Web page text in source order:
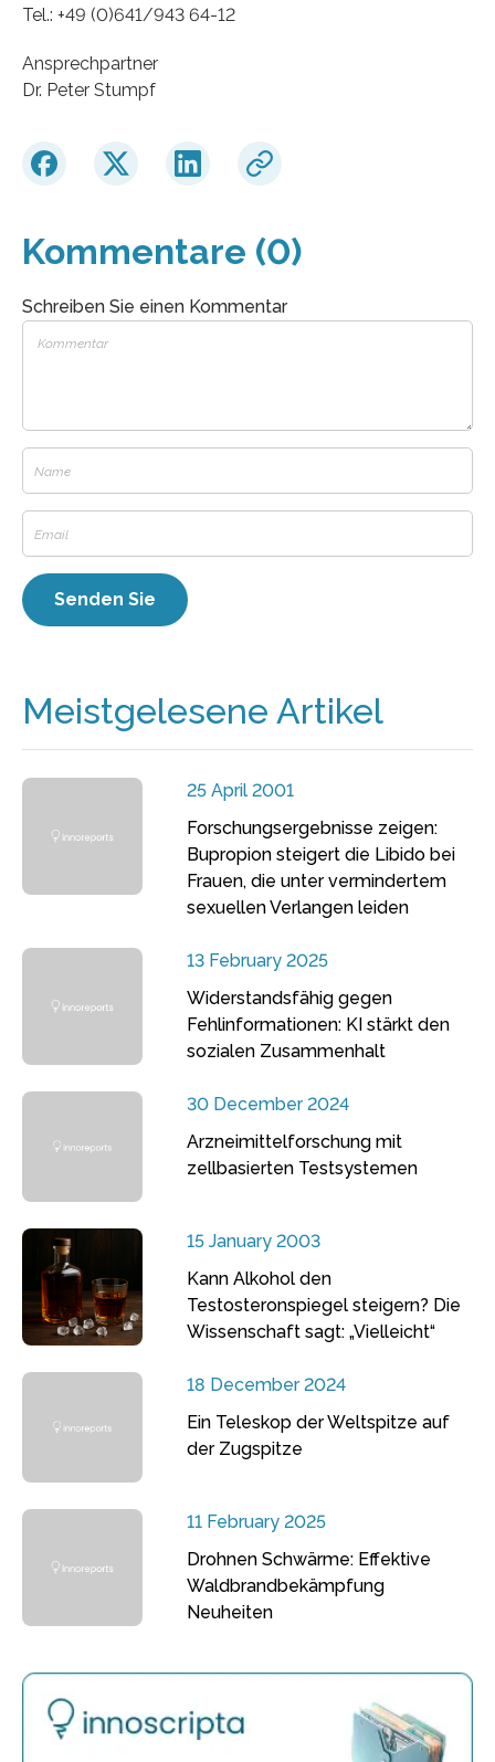
Tel.: +49 (0)641/943 64-12
Ansprechpartner
Dr. Peter Stumpf
Kommentare (0)
Schreiben Sie einen Kommentar
Meistgelesene Artikel
25 April 2001
Forschungsergebnisse zeigen:
Bupropion steigert die Libido bei
Frauen, die unter vermindertem
sexuellen Verlangen leiden
13 February 2025
Widerstandsfähig gegen
Fehlinformationen: KI stärkt den
sozialen Zusammenhalt
30 December 2024
Arzneimittelforschung mit
zellbasierten Testsystemen
15 January 2003
Kann Alkohol den
Testosteronspiegel steigern? Die
Wissenschaft sagt: „Vielleicht“
18 December 2024
Ein Teleskop der Weltspitze auf
der Zugspitze
11 February 2025
Drohnen Schwärme: Effektive
Waldbrandbekämpfung
Neuheiten